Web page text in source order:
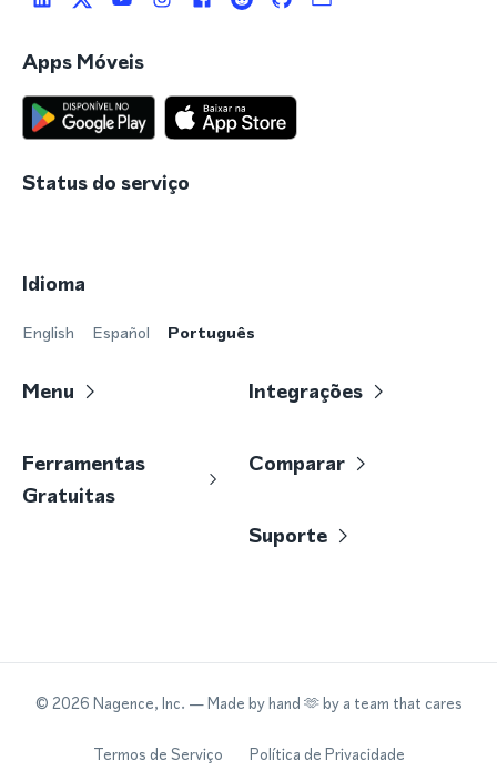
Apps Móveis
Status do serviço
Idioma
English Español Português
Menu Integrações
Ferramentas
Gratuitas
Comparar
Suporte
© 2026 Nagence, Inc. — Made by hand 🫶 by a team that cares
Termos de Serviço Política de Privacidade